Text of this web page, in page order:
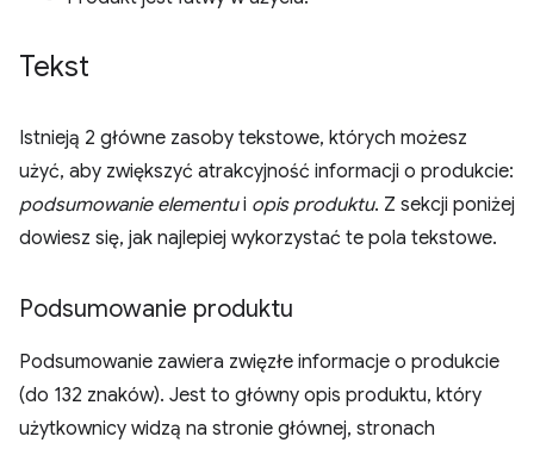
Tekst
Istnieją 2 główne zasoby tekstowe, których możesz
użyć, aby zwiększyć atrakcyjność informacji o produkcie:
podsumowanie elementui opis produktu. Z sekcji poniżej
dowiesz się, jak najlepiej wykorzystać te pola tekstowe.
Podsumowanie produktu
Podsumowanie zawiera zwięzłe informacje o produkcie
(do 132 znaków). Jest to główny opis produktu, który
użytkownicy widzą na stronie głównej, stronach